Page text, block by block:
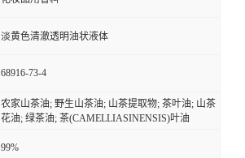
淡黄色清澈透明油状液体
68916-73-4
农家山茶油; 野生山茶油; 山茶提取物; 茶叶油; 山茶
花油; 绿茶油; 茶(CAMELLIASINENSIS)叶油
99%